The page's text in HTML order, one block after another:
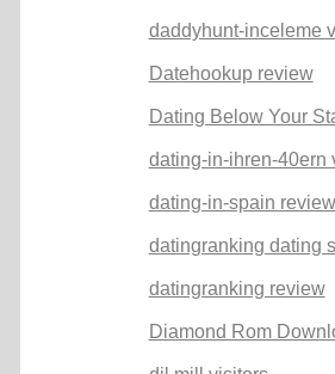
daddyhunt-inceleme
Datehookup review
Dating Below Your
dating-in-ihren-40ern
dating-in-spain review
datingranking dating
datingranking review
Diamond Rom